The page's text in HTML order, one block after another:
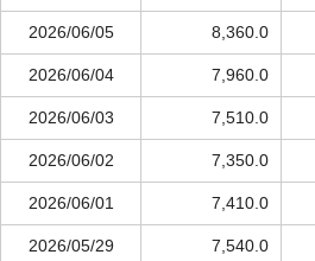
2026/06/05 8,360.0
2026/06/04 7,960.0
2026/06/03 7,510.0
2026/06/02 7,350.0
2026/06/01 7,410.0
2026/05/29 7,540.0